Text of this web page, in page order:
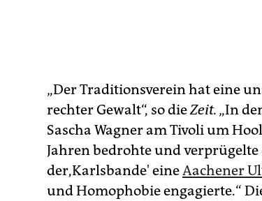
„Der Traditionsverein hat eine
rechter Gewalt“, so dieZeit. „In
Sascha Wagner am Tivoli um
Jahren bedrohte und
der,Karlsbande' eineAachener
und Homophobie engagierte.“